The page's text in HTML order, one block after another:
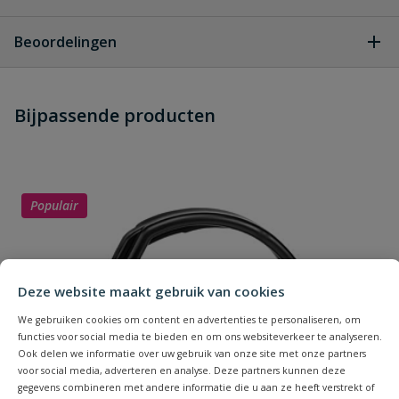
Deze website maakt gebruik van cookies
We gebruiken cookies om content en advertenties te personaliseren, om
functies voor social media te bieden en om ons websiteverkeer te analyseren.
Ook delen we informatie over uw gebruik van onze site met onze partners
voor social media, adverteren en analyse. Deze partners kunnen deze
gegevens combineren met andere informatie die u aan ze heeft verstrekt of
dit product?
Beoordelingen
Schrijf zelf een beoordeling
Uw waardering:
Naam
Bijpassende producten
Populair